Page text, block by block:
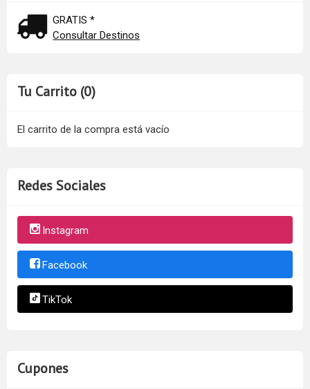
GRATIS *
Consultar Destinos
Tu Carrito (0)
El carrito de la compra está vacío
Redes Sociales
Instagram
Facebook
TikTok
Cupones